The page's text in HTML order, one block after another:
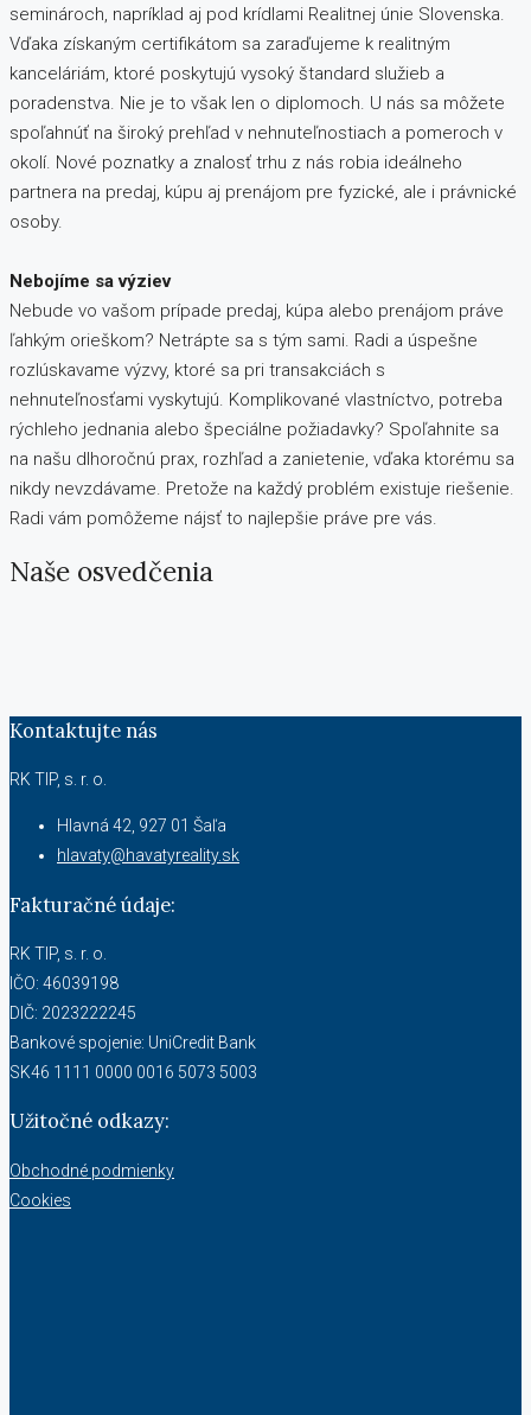
seminároch, napríklad aj pod krídlami Realitnej únie Slovenska.
Vďaka získaným certifikátom sa zaraďujeme k realitným
kanceláriám, ktoré poskytujú vysoký štandard služieb a
poradenstva. Nie je to však len o diplomoch. U nás sa môžete
spoľahnúť na široký prehľad v nehnuteľnostiach a pomeroch v
okolí. Nové poznatky a znalosť trhu z nás robia ideálneho
partnera na predaj, kúpu aj prenájom pre fyzické, ale i právnické
osoby.
Nebojíme sa výziev
Nebude vo vašom prípade predaj, kúpa alebo prenájom práve
ľahkým orieškom? Netrápte sa s tým sami. Radi a úspešne
rozlúskavame výzvy, ktoré sa pri transakciách s
nehnuteľnosťami vyskytujú. Komplikované vlastníctvo, potreba
rýchleho jednania alebo špeciálne požiadavky? Spoľahnite sa
na našu dlhoročnú prax, rozhľad a zanietenie, vďaka ktorému sa
nikdy nevzdávame. Pretože na každý problém existuje riešenie.
Radi vám pomôžeme nájsť to najlepšie práve pre vás.
Naše osvedčenia
Kontaktujte nás
RK TIP, s. r. o.
Hlavná 42, 927 01 Šaľa
hlavaty@havatyreality.sk
Fakturačné údaje:
RK TIP, s. r. o.
IČO: 46039198
DIČ: 2023222245
Bankové spojenie: UniCredit Bank
SK46 1111 0000 0016 5073 5003
Užitočné odkazy:
Obchodné podmienky
Cookies